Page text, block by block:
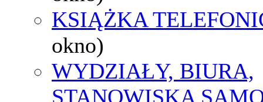
KSIĄŻKA
okno)
WYDZIAŁY, BIURA,
STANOWISKA